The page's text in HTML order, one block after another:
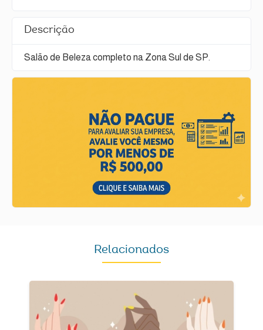
Descrição
Salão de Beleza completo na Zona Sul de SP.
Relacionados